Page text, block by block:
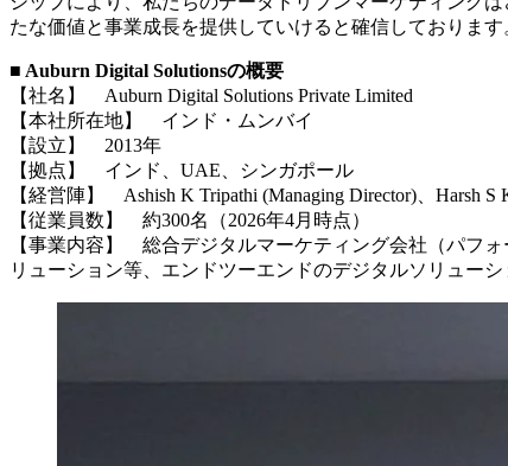
たな価値と事業成長を提供していけると確信しております
■ Auburn Digital Solutionsの概要
【社名】 Auburn Digital Solutions Private Limited
【本社所在地】 インド・ムンバイ
【設立】 2013年
【拠点】 インド、UAE、シンガポール
【経営陣】 Ashish K Tripathi (Managing Director)、
【従業員数】 約300名（2026年4月時点）
【事業内容】 総合デジタルマーケティング会社（パフ
リューション等、エンドツーエンドのデジタルソリューシ